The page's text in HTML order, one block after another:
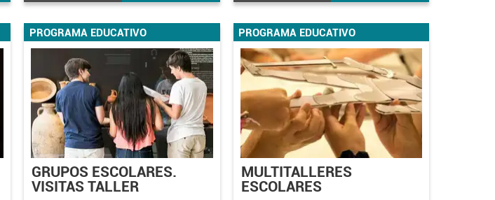
PROGRAMA EDUCATIVO
GRUPOS ESCOLARES.
VISITAS TALLER
PROGRAMA EDUCATIVO
MULTITALLERES
ESCOLARES